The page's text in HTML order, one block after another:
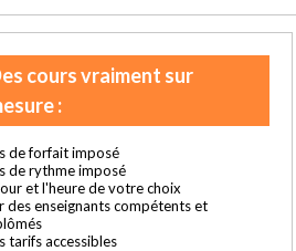
cours vraiment sur
:
de forfait imposé
de rythme imposé
et l'heure de votre choix
des enseignants compétents et
tarifs accessibles